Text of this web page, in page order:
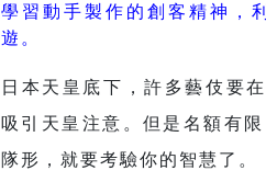
學習動手製作的創客精神，
遊。
日本天皇底下，許多藝伎要
吸引天皇注意。但是名額有
隊形，就要考驗你的智慧了。